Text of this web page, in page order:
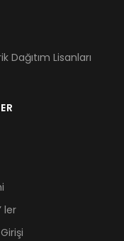
Dağıtım Lisanları
ler